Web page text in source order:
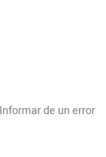
Informar de un error